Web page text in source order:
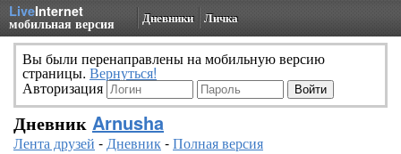
LiveInternet
мобильная версия Дневники Личка
Вы были перенаправлены на мобильную версию
страницы. Вернуться!
Авторизация
Дневник Arnusha
Лента друзей -Дневник-Полная версия